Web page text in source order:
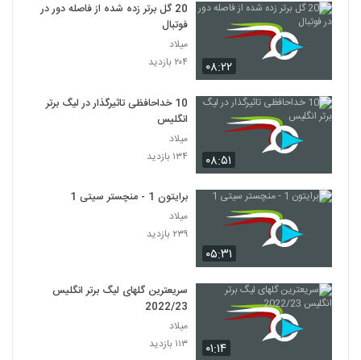
۰۸:۲۲
20 گل برتر زده شده از فاصله دور در
فوتبال
میلاد
۲۰۴ بازدید
۰۸:۵۱
10 خداحافظی تاثیرگذار در لیگ برتر
انگلیس
میلاد
۱۳۴ بازدید
۰۵:۳۱
برایتون 1 - منچستر سیتی 1
میلاد
۲۳۹ بازدید
۰۱:۱۴
سریعترین گلهای لیگ برتر انگلیس
2022/23
میلاد
۱۱۳ بازدید